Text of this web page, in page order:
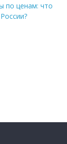
по ценам: что